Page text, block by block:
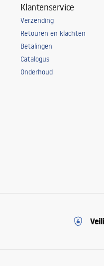
Klantenservice
Verzending
Retouren en klachten
Betalingen
Catalogus
Onderhoud